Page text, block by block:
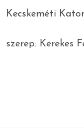
Kecskeméti
szerep: Kerekes